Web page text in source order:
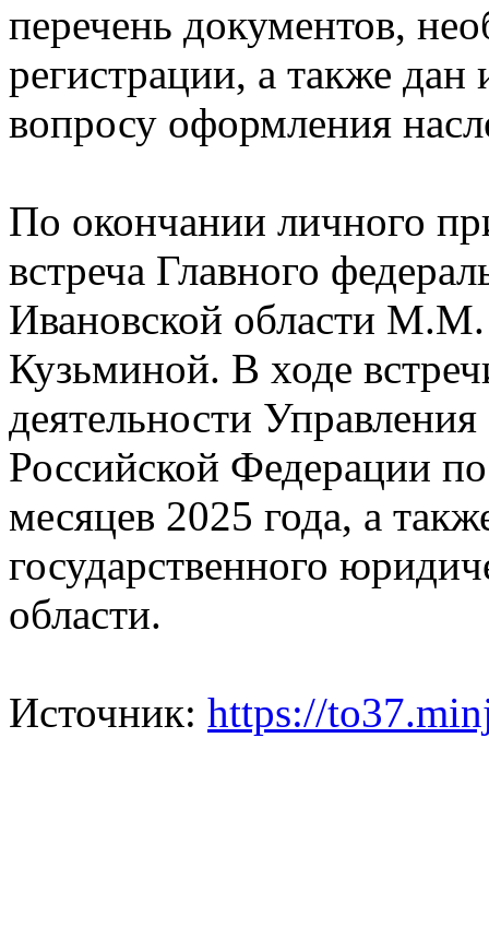
перечень документов,
регистрации, а также
вопросу оформления
По окончании личного
встреча Главного
Ивановской области
Кузьминой. В ходе
деятельности
Российской Федерации
месяцев 2025 года, а
государственного
области.
Источник: https://